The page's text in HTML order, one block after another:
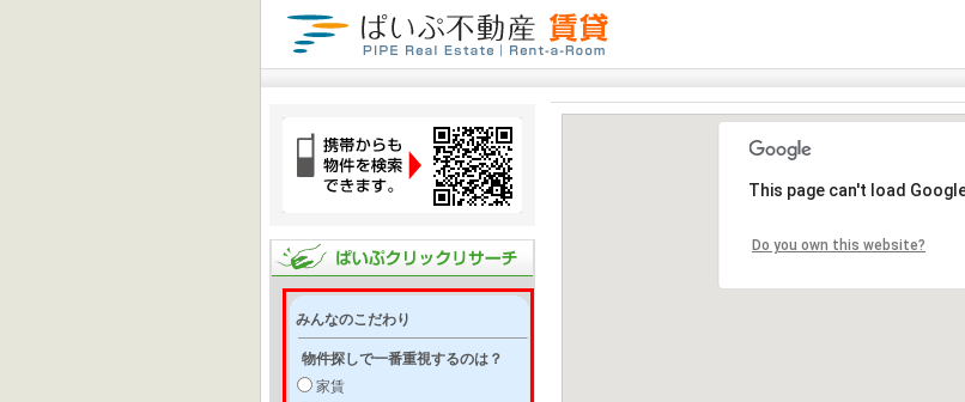
みんなのこだわり
物件探しで一番重視するのは？
家賃
This page can't load
Do you own this website?